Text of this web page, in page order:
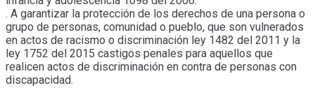
. A garantizar la protección de los derechos de una persona o
grupo de personas, comunidad o pueblo, que son vulnerados
en actos de racismo o discriminación ley 1482 del 2011 y la
ley 1752 del 2015 castigos penales para aquellos que
realicen actos de discriminación en contra de personas con
discapacidad.